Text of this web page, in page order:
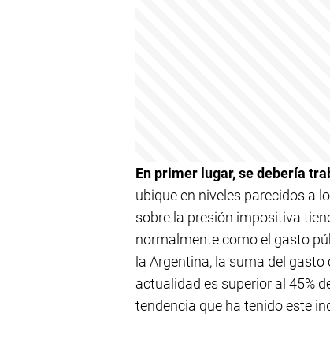
En primer lugar, se debería
ubique en niveles parecidos a
sobre la presión impositiva
normalmente como el gasto
la Argentina, la suma del
actualidad es superior al 45%
tendencia que ha tenido este